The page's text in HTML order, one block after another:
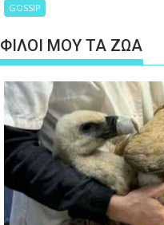
GOSSIP
ΦΙΛΟΙ ΜΟΥ ΤΑ ΖΩΑ